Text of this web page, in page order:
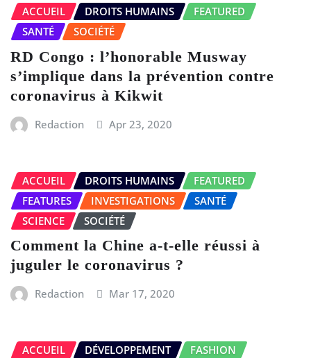
ACCUEIL DROITS HUMAINS
FEATURED
SANTÉ
SOCIÉTÉ
RD Congo : l’honorable Musway
s’implique dans la prévention contre
coronavirus à Kikwit
Redaction Apr 23, 2020
ACCUEIL DROITS HUMAINS
FEATURED
FEATURES
INVESTIGATIONS
SANTÉ
SCIENCE
SOCIÉTÉ
Comment la Chine a-t-elle réussi à
juguler le coronavirus ?
Redaction Mar 17, 2020
ACCUEIL DÉVELOPPEMENT
FASHION